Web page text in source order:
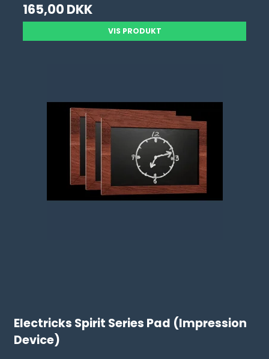
165,00 DKK
VIS PRODUKT
Electricks Spirit Series Pad (Impression
Device)